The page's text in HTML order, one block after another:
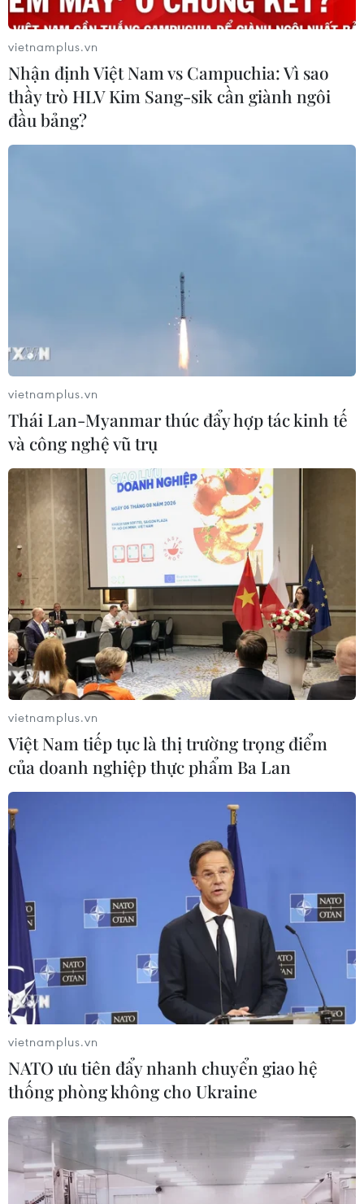
Để sớm đạt mục tiêu miễn dịch cộng đồng, các tỉnh Trà
Vinh, Thái Bình và Nam Đinh đang đẩy nhanh tiến độ
tiêm vaccine phòng COVID-19 cho người dân.
TP.HCM đoàn kết, quyết tâm tạo dựng
tương lai an toàn, bền vững
23/09/2021 00:30
Chính quyền TP.HCM đã chuẩn bị các chiến lược để
chuyển sang giai đoạn bình thường mới, sống trong môi
trường có COVID-19 và chuẩn bị thói quen, tinh thần để
ứng phó với môi trường có virus.
vietnamplus.vn
Nhận định Việt Nam vs Campuchia: Vì sao
thầy trò HLV Kim Sang-sik cần giành ngôi
đầu bảng?
vietnamplus.vn
Thái Lan-Myanmar thúc đẩy hợp tác kinh tế
và công nghệ vũ trụ
vietnamplus.vn
Việt Nam tiếp tục là thị trường trọng điểm
của doanh nghiệp thực phẩm Ba Lan
vietnamplus.vn
NATO ưu tiên đẩy nhanh chuyển giao hệ
thống phòng không cho Ukraine